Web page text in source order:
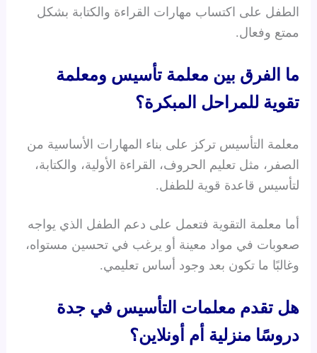
الطفل على اكتساب مهارات القراءة والكتابة بشكل
ممتع وفعال.
ما الفرق بين معلمة تأسيس ومعلمة
تقوية للمراحل المبكرة؟
معلمة التأسيس تركز على بناء المهارات الأساسية من
الصفر، مثل تعليم الحروف، القراءة الأولية، والكتابة،
لتأسيس قاعدة قوية للطفل.
أما معلمة التقوية فتعمل على دعم الطفل الذي يواجه
صعوبات في مواد معينة أو يرغب في تحسين مستواه،
وغالبًا ما تكون بعد وجود أساس تعليمي.
هل تقدم معلمات التأسيس في جدة
دروسًا منزلية أم أونلاين؟